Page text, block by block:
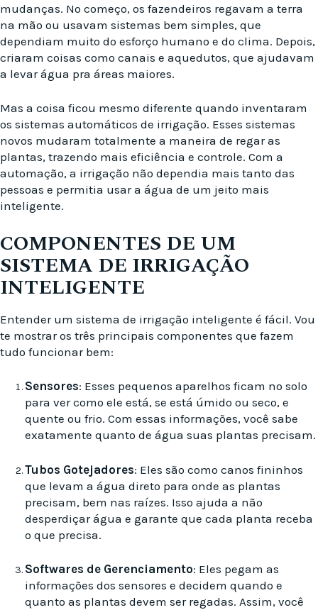
mudanças. No começo, os fazendeiros regavam a terra
na mão ou usavam sistemas bem simples, que
dependiam muito do esforço humano e do clima. Depois,
criaram coisas como canais e aquedutos, que ajudavam
a levar água pra áreas maiores.
Mas a coisa ficou mesmo diferente quando inventaram
os sistemas automáticos de irrigação. Esses sistemas
novos mudaram totalmente a maneira de regar as
plantas, trazendo mais eficiência e controle. Com a
automação, a irrigação não dependia mais tanto das
pessoas e permitia usar a água de um jeito mais
inteligente.
COMPONENTES DE UM
SISTEMA DE IRRIGAÇÃO
INTELIGENTE
Entender um sistema de irrigação inteligente é fácil. Vou
te mostrar os três principais componentes que fazem
tudo funcionar bem:
Sensores: Esses pequenos aparelhos ficam no solo
para ver como ele está, se está úmido ou seco, e
quente ou frio. Com essas informações, você sabe
exatamente quanto de água suas plantas precisam.
Tubos Gotejadores: Eles são como canos fininhos
que levam a água direto para onde as plantas
precisam, bem nas raízes. Isso ajuda a não
desperdiçar água e garante que cada planta receba
o que precisa.
Softwares de Gerenciamento: Eles pegam as
informações dos sensores e decidem quando e
quanto as plantas devem ser regadas. Assim, você